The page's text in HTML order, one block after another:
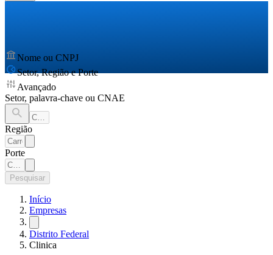
Nome ou CNPJ
Setor, Região e Porte
Avançado
Setor, palavra-chave ou CNAE
Região
Porte
Pesquisar
Início
Empresas
Distrito Federal
Clinica